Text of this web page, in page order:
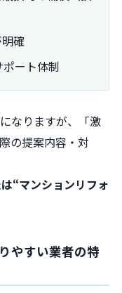
確
ート体制
なりますが、「激
の提案内容・対
“マンションリフォ
やすい業者の特